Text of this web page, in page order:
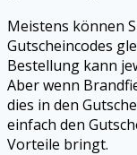
Meistens können
Gutscheincodes
Bestellung kann
Aber wenn
dies in den
einfach den
Vorteile bringt.